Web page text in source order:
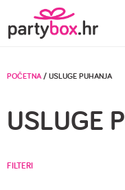
POČETNA/ USLUGE PUHANJA
USLUGE
FILTERI